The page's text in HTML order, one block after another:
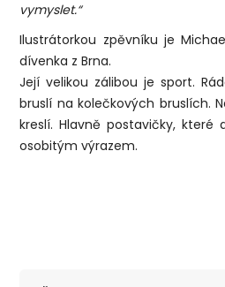
vymyslet.“
Ilustrátorkou zpěvníku je
dívenka z Brna.
Její velikou zálibou je sport.
bruslí na kolečkových bruslích.
kreslí. Hlavně postavičky, které
osobitým výrazem.